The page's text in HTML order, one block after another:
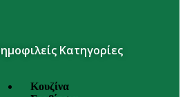
Κατηγορίες
Κουζίνα